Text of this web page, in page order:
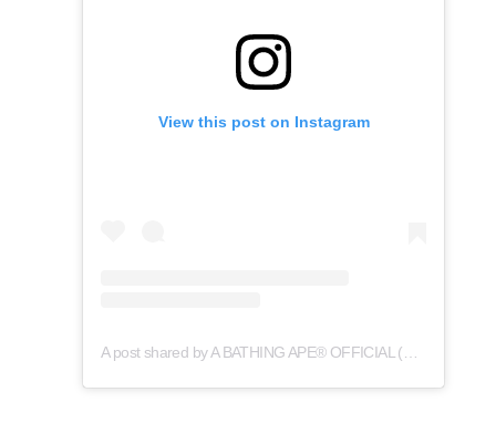
View this post on Instagram